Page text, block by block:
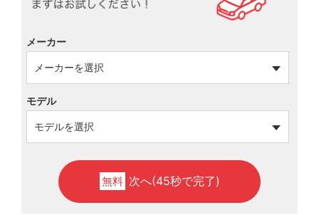
メーカー
モデル
無料 次へ(45秒で完了)